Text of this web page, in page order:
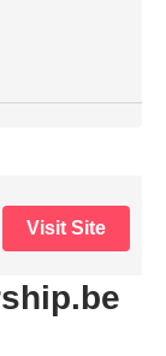
Visit Site